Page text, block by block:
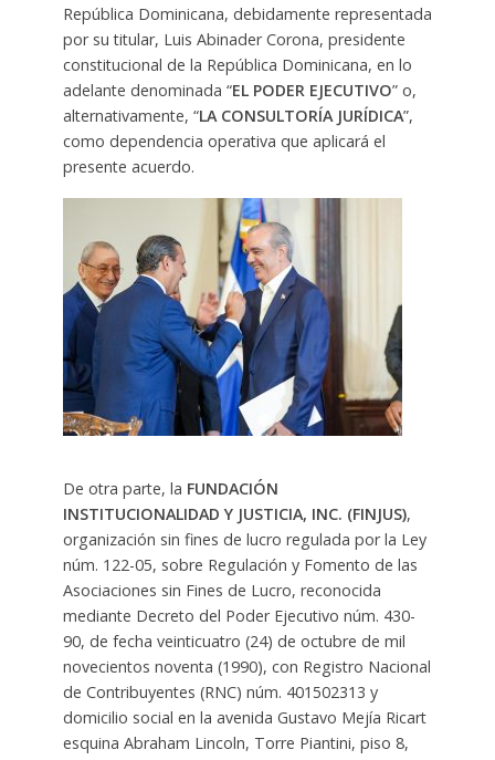
República Dominicana, debidamente representada
por su titular, Luis Abinader Corona, presidente
constitucional de la República Dominicana, en lo
adelante denominada “EL PODER EJECUTIVO” o,
alternativamente, “LA CONSULTORÍA JURÍDICA”,
como dependencia operativa que aplicará el
presente acuerdo.
De otra parte, la FUNDACIÓN
INSTITUCIONALIDAD Y JUSTICIA, INC. (FINJUS),
organización sin fines de lucro regulada por la Ley
núm. 122-05, sobre Regulación y Fomento de las
Asociaciones sin Fines de Lucro, reconocida
mediante Decreto del Poder Ejecutivo núm. 430-
90, de fecha veinticuatro (24) de octubre de mil
novecientos noventa (1990), con Registro Nacional
de Contribuyentes (RNC) núm. 401502313 y
domicilio social en la avenida Gustavo Mejía Ricart
esquina Abraham Lincoln, Torre Piantini, piso 8,